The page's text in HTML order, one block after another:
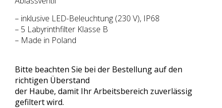
– inklusive LED-Beleuchtung (230 V), IP68
– 5 Labyrinthfilter Klasse B
– Made in Poland
Bitte beachten Sie bei der Bestellung auf den
richtigen Überstand
der Haube, damit Ihr Arbeitsbereich zuverlässig
gefiltert wird.